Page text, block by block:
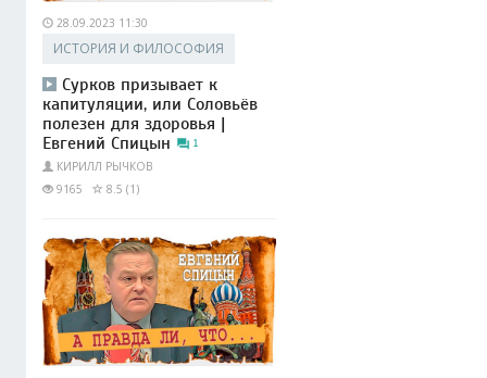
28.09.2023 11:30
ИСТОРИЯ И ФИЛОСОФИЯ
Сурков призывает к
капитуляции, или Соловьёв
полезен для здоровья |
Евгений Спицын
1
КИРИЛЛ РЫЧКОВ
9165
8.5 (1)